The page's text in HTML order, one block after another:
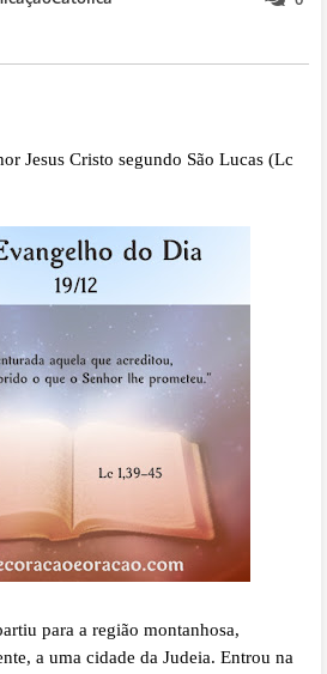
Jesus Cristo segundo São Lucas (Lc
para a região montanhosa,
a uma cidade da Judeia. Entrou na